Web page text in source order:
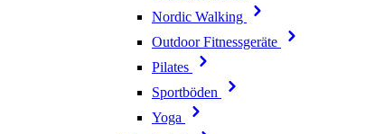
Nordic Walking
Outdoor Fitnessgeräte
Pilates
Sportböden
Yoga